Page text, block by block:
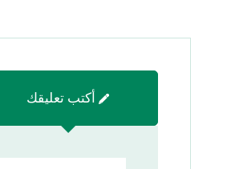
أكتب تعليقك